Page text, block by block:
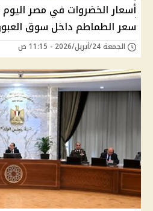
أسعار الخضروات في مصر
سعر الطماطم داخل سوق
الجمعة 24/أبريل/2026 - 11:15 ص